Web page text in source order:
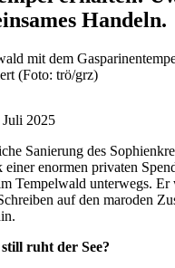
Handeln.
mit dem
(Foto: trö/grz)
Juli 2025
Sanierung des
enormen privaten
Tempelwald unterwegs. Er
auf den maroden
ruht der See?